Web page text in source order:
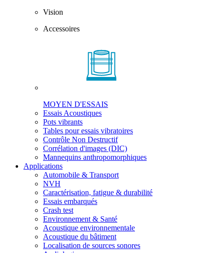
Vision
Accessoires
MOYEN D'ESSAIS
Essais Acoustiques
Pots vibrants
Tables pour essais vibratoires
Contrôle Non Destructif
Corrélation d'images (DIC)
Mannequins anthropomorphiques
Applications
Automobile & Transport
NVH
Caractérisation, fatigue & durabilité
Essais embarqués
Crash test
Environnement & Santé
Acoustique environnementale
Acoustique du bâtiment
Localisation de sources sonores